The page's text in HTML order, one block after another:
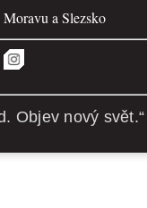
a Slezsko
Objev nový svět.“